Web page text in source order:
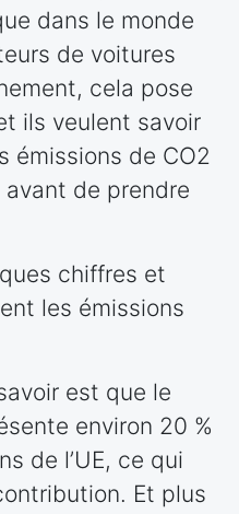
dans le monde
de voitures
cela pose
ils veulent savoir
émissions de CO2
de prendre
chiffres et
les émissions
est que le
environ 20 %
de l’UE, ce qui
Et plus